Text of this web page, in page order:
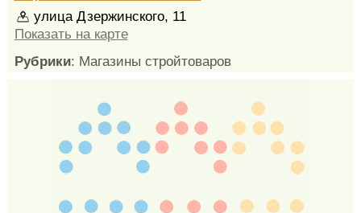
улица Дзержинского, 11
Показать на карте
Рубрики: Магазины стройтоваров